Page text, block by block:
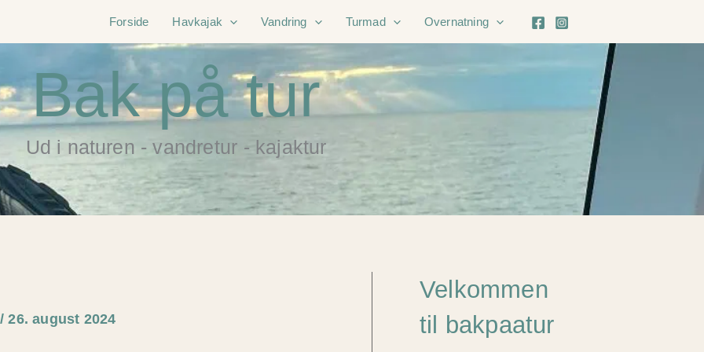
Forside Havkajak Vandring Turmad Overnatning
Bak på tur
Ud i naturen - vandretur - kajaktur
/26. august 2024
Velkommen
til bakpaatur